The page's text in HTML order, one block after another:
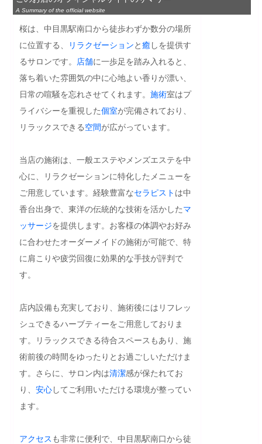
A Summary of the official website
桜は、中目黒駅南口から徒歩わずか数分の場所
に位置する、
リラクゼーションと癒 しを提供す
るサロンです。
店舗に一歩足を踏み入れると、
落ち着いた雰囲気の中に心地よい香りが漂い、
日常の喧騒を忘れさせてくれます。 施術室はプ
ライバシーを重視した個室が完備されており、
リラックスできる空間が広がっています。
当店の施術は、一般エステやメンズエステを中
心に、リラクゼーションに特化したメニューを
ご用意しています。経験豊富なセラピスト は中
香台出身で、東洋の伝統的な技術を活かしたマ
ッサージを提供します。お客様の体調やお好み
に合わせたオーダーメイドの施術が可能で、特
に肩こりや疲労回復に効果的な手技が評判で
す。
店内設備も充実しており、施術後にはリフレッ
シュできるハーブティーをご用意しておりま
す。リラックスできる待合スペースもあり、施
術前後の時間をゆったりとお過ごしいただけま
す。さらに、サロン内は清潔感が保たれてお
り、 安心してご利用いただける環境が整ってい
ます。
アクセス も非常に便利で、中目黒駅南口から徒